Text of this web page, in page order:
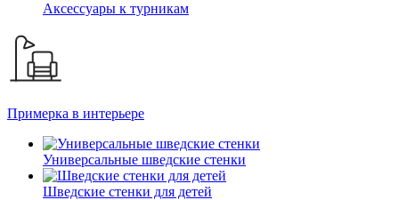
Аксессуары к турникам
Примерка в интерьере
Универсальные шведские стенки
Шведские стенки для детей